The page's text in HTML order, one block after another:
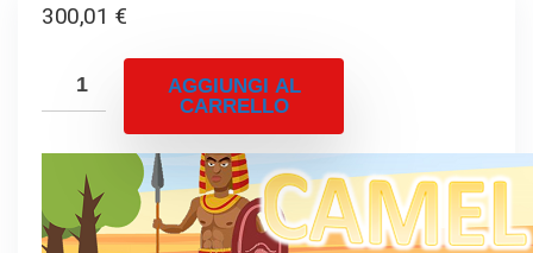
300,01 €
AGGIUNGI AL
CARRELLO